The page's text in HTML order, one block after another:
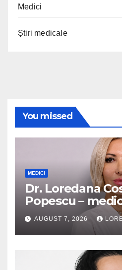
Medici
Știri medicale
You missed
MEDICI
Dr. Loredana
Popescu –
dermatologie
AUGUST 7, 2026